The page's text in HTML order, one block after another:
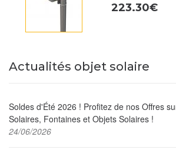
223.30€
Actualités objet solaire
Soldes d'Été 2026 ! Profitez de nos Offres
Solaires, Fontaines et Objets Solaires !
24/06/2026